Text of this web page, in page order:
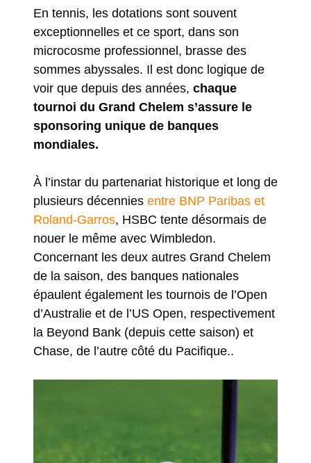
En tennis, les dotations sont souvent
exceptionnelles et ce sport, dans son
microcosme professionnel, brasse des
sommes abyssales. Il est donc logique de
voir que depuis des années, chaque
tournoi du Grand Chelem s’assure le
sponsoring unique de banques
mondiales.
À l’instar du partenariat historique et long de
plusieurs décennies entre BNP Paribas et
Roland-Garros, HSBC tente désormais de
nouer le même avec Wimbledon.
Concernant les deux autres Grand Chelem
de la saison, des banques nationales
épaulent également les tournois de l’Open
d’Australie et de l’US Open, respectivement
la Beyond Bank (depuis cette saison) et
Chase, de l’autre côté du Pacifique..